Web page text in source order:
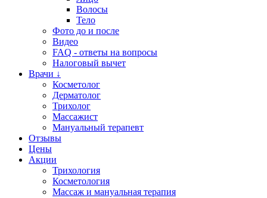
Волосы
Тело
Фото до и после
Видео
FAQ - ответы на вопросы
Налоговый вычет
Врачи ↓
Косметолог
Дерматолог
Трихолог
Массажист
Мануальный терапевт
Отзывы
Цены
Акции
Трихология
Косметология
Массаж и мануальная терапия